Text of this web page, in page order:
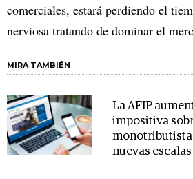
comerciales, estará perdiendo el
nerviosa tratando de dominar el
MIRA TAMBIÉN
La AFIP
impositiva
nuevas escalas